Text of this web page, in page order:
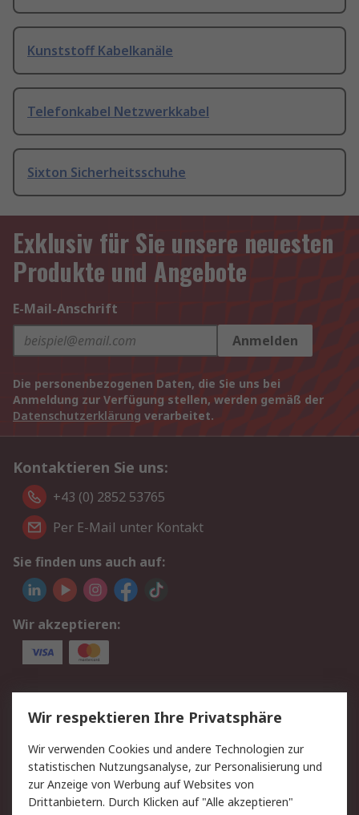
Kunststoff Kabelkanäle
Telefonkabel Netzwerkkabel
Sixton Sicherheitsschuhe
Exklusiv für Sie unsere neuesten
Produkte und Angebote
E-Mail-Anschrift
Anmelden
Die personenbezogenen Daten, die Sie uns bei
Anmeldung zur Verfügung stellen, werden gemäß der
Datenschutzerklärung verarbeitet.
Kontaktieren Sie uns:
+43 (0) 2852 53765
Per E-Mail unter Kontakt
Sie finden uns auch auf:
Wir akzeptieren:
Service
Value Added Services
Lieferlösungen
Rücksendung/Entsorgung Kontakt
Hilfe
Wir respektieren Ihre Privatsphäre
Wir verwenden Cookies und andere Technologien zur
statistischen Nutzungsanalyse, zur Personalisierung und
zur Anzeige von Werbung auf Websites von
Drittanbietern. Durch Klicken auf "Alle akzeptieren"